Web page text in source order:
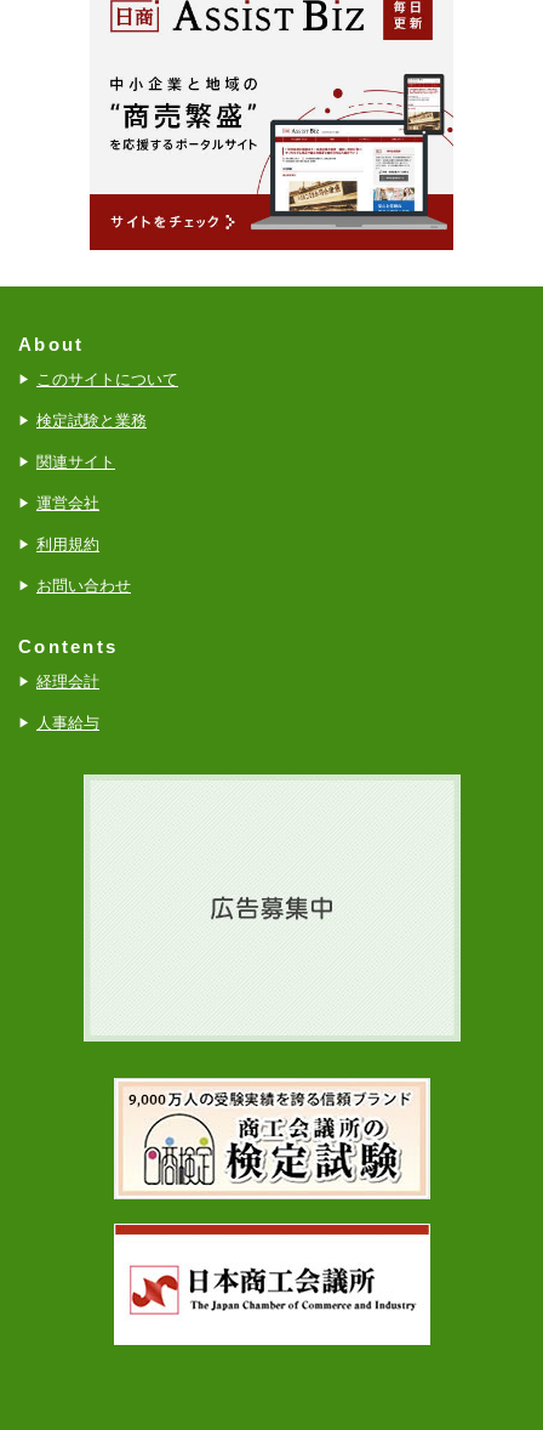
About
このサイトについて
検定試験と業務
関連サイト
運営会社
利用規約
お問い合わせ
Contents
経理会計
人事給与